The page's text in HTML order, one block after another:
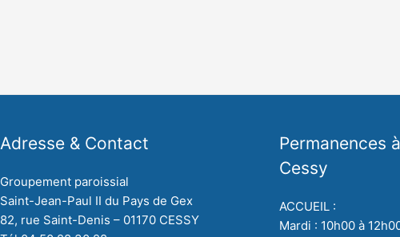
Adresse & Contact
Groupement paroissial
Saint-Jean-Paul II du Pays de Gex
82, rue Saint-Denis – 01170 CESSY
Permanences
Cessy
ACCUEIL :
Mardi : 10h00 à